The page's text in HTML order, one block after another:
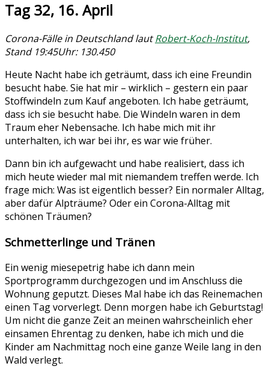
Tag 32, 16. April
Corona-Fälle in Deutschland lautRobert-Koch-Institut,
Stand 19:45Uhr: 130.450
Heute Nacht habe ich geträumt, dass ich eine Freundin
besucht habe. Sie hat mir – wirklich – gestern ein paar
Stoffwindeln zum Kauf angeboten. Ich habe geträumt,
dass ich sie besucht habe. Die Windeln waren in dem
Traum eher Nebensache. Ich habe mich mit ihr
unterhalten, ich war bei ihr, es war wie früher.
Dann bin ich aufgewacht und habe realisiert, dass ich
mich heute wieder mal mit niemandem treffen werde. Ich
frage mich: Was ist eigentlich besser? Ein normaler Alltag,
aber dafür Alpträume? Oder ein Corona-Alltag mit
schönen Träumen?
Schmetterlinge und Tränen
Ein wenig miesepetrig habe ich dann mein
Sportprogramm durchgezogen und im Anschluss die
Wohnung geputzt. Dieses Mal habe ich das Reinemachen
einen Tag vorverlegt. Denn morgen habe ich Geburtstag!
Um nicht die ganze Zeit an meinen wahrscheinlich eher
einsamen Ehrentag zu denken, habe ich mich und die
Kinder am Nachmittag noch eine ganze Weile lang in den
Wald verlegt.